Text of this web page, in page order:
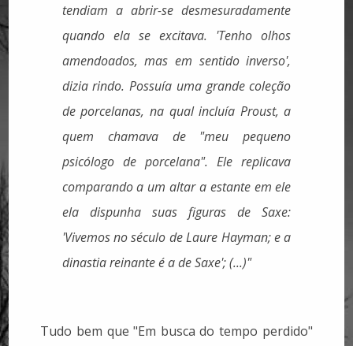
tendiam a abrir-se desmesuradamente
quando ela se excitava. 'Tenho olhos
amendoados, mas em sentido inverso',
dizia rindo. Possuía uma grande coleção
de porcelanas, na qual incluía Proust, a
quem chamava de "meu pequeno
psicólogo de porcelana". Ele replicava
comparando a um altar a estante em ele
ela dispunha suas figuras de Saxe:
'Vivemos no século de Laure Hayman; e a
dinastia reinante é a de Saxe'; (...)"
Tudo bem que "Em busca do tempo perdido"